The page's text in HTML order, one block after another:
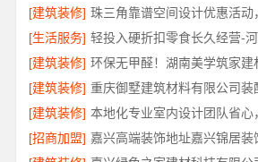
[建筑装修]
[生活服务]
[建筑装修]
[建筑装修]
[建筑装修]
[招商加盟] 嘉兴高端装饰地址嘉兴锦居装